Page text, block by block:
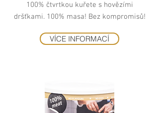
100% čtvrtkou kuřete s hovězími
dršťkami. 100% masa! Bez kompromisů!
VÍCE INFORMACÍ